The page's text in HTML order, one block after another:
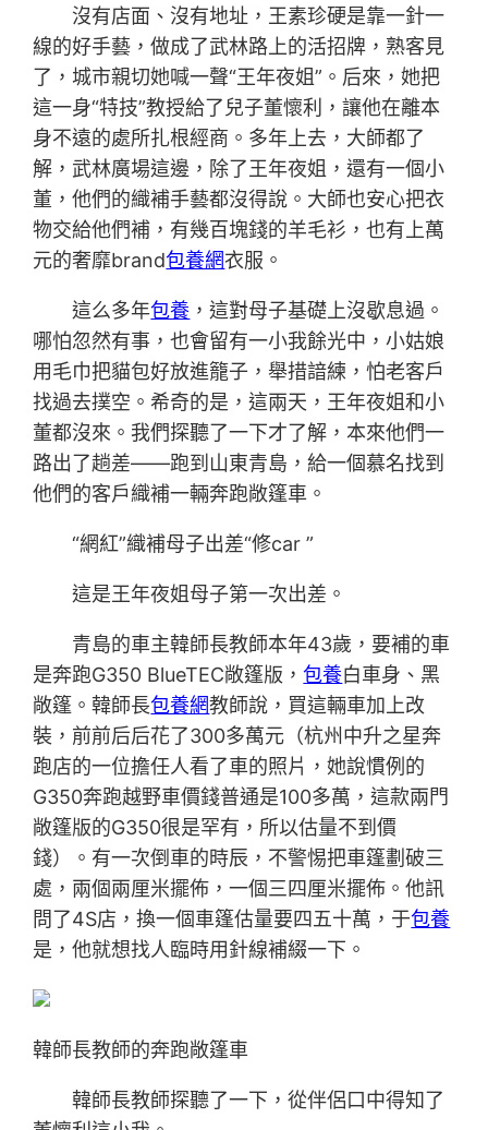
沒有店面、沒有地址，王素珍硬是靠一針一
線的好手藝，做成了武林路上的活招牌，熟客見
了，城市親切她喊一聲“王年夜姐”。后來，她把
這一身“特技”教授給了兒子董懷利，讓他在離本
身不遠的處所扎根經商。多年上去，大師都了
解，武林廣場這邊，除了王年夜姐，還有一個小
董，他們的織補手藝都沒得說。大師也安心把衣
物交給他們補，有幾百塊錢的羊毛衫，也有上萬
元的奢靡brand包養網衣服。
這么多年包養 ，這對母子基礎上沒歇息過。
哪怕忽然有事，也會留有一小我餘光中，小姑娘
用毛巾把貓包好放進籠子，舉措諳練，怕老客戶
找過去撲空。希奇的是，這兩天，王年夜姐和小
董都沒來。我們探聽了一下才了解，本來他們一
路出了趟差——跑到山東青島，給一個慕名找到
他們的客戶織補一輛奔跑敞篷車。
“網紅”織補母子出差“修car ”
這是王年夜姐母子第一次出差。
青島的車主韓師長教師本年43歲，要補的車
是奔跑G350 BlueTEC敞篷版，包養白車身、黑
敞篷。韓師長包養網教師說，買這輛車加上改
裝，前前后后花了300多萬元（杭州中升之星奔
跑店的一位擔任人看了車的照片，她說慣例的
G350奔跑越野車價錢普通是100多萬，這款兩門
敞篷版的G350很是罕有，所以估量不到價
錢）。有一次倒車的時辰，不警惕把車篷劃破三
處，兩個兩厘米擺佈，一個三四厘米擺佈。他訊
問了4S店，換一個車篷估量要四五十萬，于包養
是，他就想找人臨時用針線補綴一下。
韓師長教師的奔跑敞篷車
韓師長教師探聽了一下，從伴侶口中得知了